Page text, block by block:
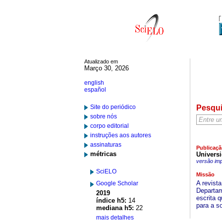
Atualizado em
Março 30, 2026
english
español
Site do periódico
sobre nós
corpo editorial
instruções aos autores
assinaturas
métricas
SciELO
Google Scholar
2019
índice h5: 14
mediana h5: 22
mais detalhes
versão
Missão
A
escrita
para a